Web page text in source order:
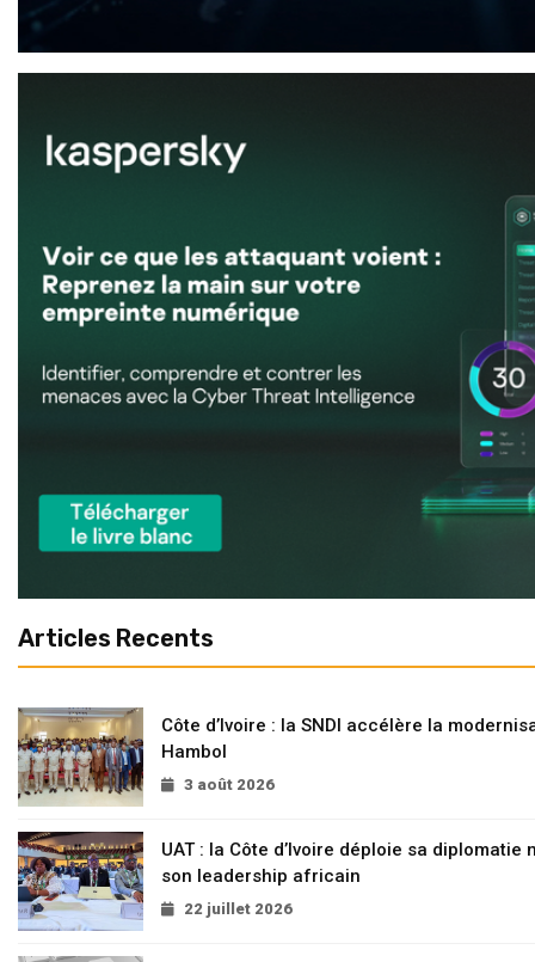
Articles Recents
Côte d’Ivoire : la SNDI accélère la
Hambol
3 août 2026
UAT : la Côte d’Ivoire déploie sa
son leadership africain
22 juillet 2026